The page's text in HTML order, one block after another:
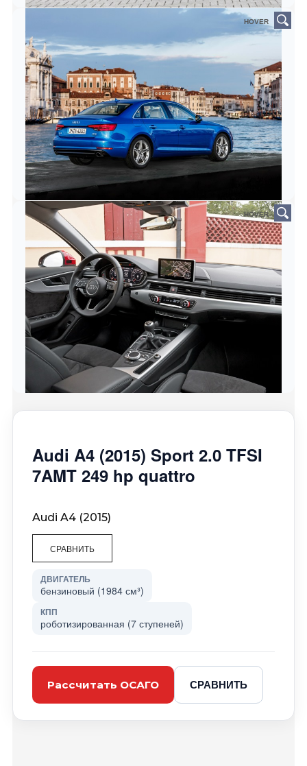
HOVER
HOVER
Audi A4 (2015) Sport 2.0 TFSI
7AMT 249 hp quattro
Audi A4 (2015)
СРАВНИТЬ
ДВИГАТЕЛЬ
бензиновый (1984 см³)
КПП
роботизированная (7 ступеней)
Рассчитать ОСАГО СРАВНИТЬ